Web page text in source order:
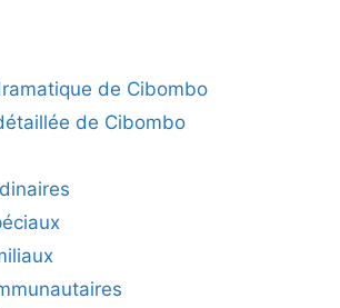
de Cibombo
de Cibombo